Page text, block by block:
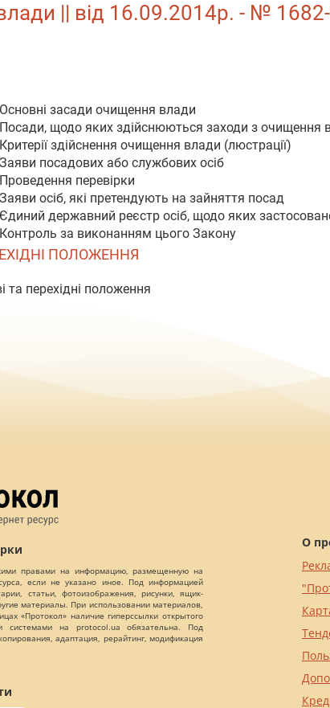
|| від 16.09.2014р. - №
засади очищення влади
щодо яких здійснюються заходи з очищення
здійснення очищення влади (люстрації)
посадових або службових осіб
перевірки
осіб, які претендують на зайняття посад
державний реєстр осіб, щодо яких
за виконанням цього Закону
ПОЛОЖЕННЯ
та перехідні положення
правами на информацию, размещенную на
если не указано иное. Под информацией
статьи, фотоизображения, рисунки, ящик-
материалы. При использовании материалов,
«Протокол» наличие гиперссылки открытого
системами на protocol.ua обязательна. Под
адаптация, рерайтинг, модификация
О